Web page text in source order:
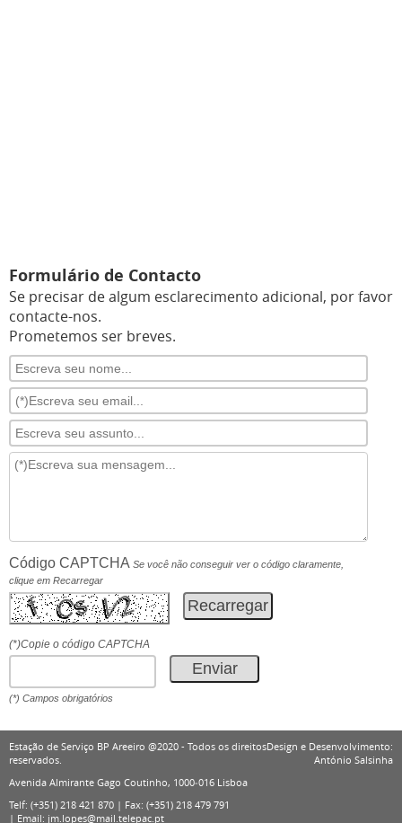
Formulário de Contacto
Se precisar de algum esclarecimento adicional, por favor
contacte-nos.
Prometemos ser breves.
Código CAPTCHA Se você não conseguir ver o código claramente,
clique em Recarregar
(*)Copie o código CAPTCHA
(*) Campos obrigatórios
Estação de Serviço BP Areeiro @2020 - Todos os direitos
reservados.
Avenida Almirante Gago Coutinho, 1000‑016 Lisboa
Telf: (+351) 218 421 870 | Fax: (+351) 218 479 791
| Email: jm.lopes@mail.telepac.pt
Design e Desenvolvimento:
António Salsinha